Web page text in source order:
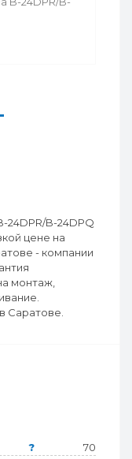
B-24DPQ
цене на
- компании
монтаж,
Саратове.
?
70